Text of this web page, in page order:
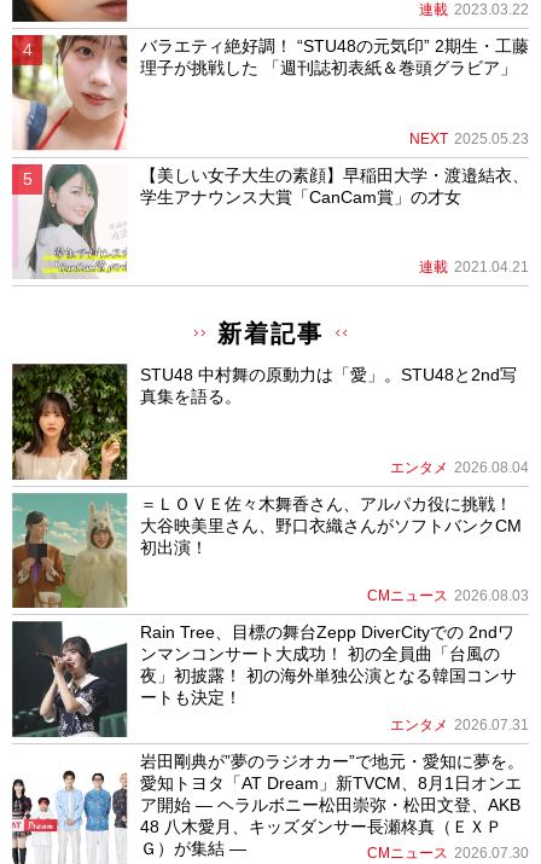
連載 2023.03.22
バラエティ絶好調！ “STU48の元気印” 2期生・工藤
理子が挑戦した 「週刊誌初表紙＆巻頭グラビア」
NEXT 2025.05.23
【美しい女子大生の素顔】早稲田大学・渡邉結衣、
学生アナウンス大賞「CanCam賞」の才女
連載 2021.04.21
新着記事
STU48 中村舞の原動力は「愛」。STU48と2nd写
真集を語る。
エンタメ 2026.08.04
＝ＬＯＶＥ佐々木舞香さん、アルパカ役に挑戦！
大谷映美里さん、野口衣織さんがソフトバンクCM
初出演！
CMニュース 2026.08.03
Rain Tree、目標の舞台Zepp DiverCityでの 2ndワ
ンマンコンサート大成功！ 初の全員曲「台風の
夜」初披露！ 初の海外単独公演となる韓国コンサ
ートも決定！
エンタメ 2026.07.31
岩田剛典が”夢のラジオカー”で地元・愛知に夢を。
愛知トヨタ「AT Dream」新TVCM、8月1日オンエ
ア開始 ― ヘラルボニー松田崇弥・松田文登、AKB
48 八木愛月、キッズダンサー長瀬柊真（ＥＸＰ
Ｇ）が集結 ―
CMニュース 2026.07.30